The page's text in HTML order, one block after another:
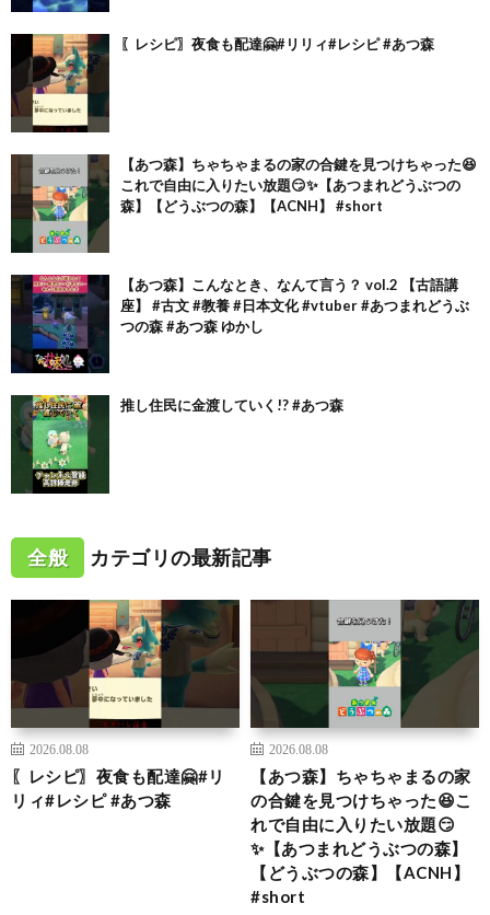
〖レシピ〗夜食も配達🤗#リリィ#レシピ #あつ森
【あつ森】ちゃちゃまるの家の合鍵を見つけちゃった😆
これで自由に入りたい放題😏✨【あつまれどうぶつの
森】【どうぶつの森】【ACNH】 #short
【あつ森】こんなとき、なんて言う？ vol.2 【古語講
座】 #古文 #教養 #日本文化 #vtuber #あつまれどうぶ
つの森 #あつ森 ゆかし
推し住民に金渡していく!? #あつ森
全般 カテゴリの最新記事
2026.08.08
〖レシピ〗夜食も配達🤗#リ
リィ#レシピ #あつ森
2026.08.08
【あつ森】ちゃちゃまるの家
の合鍵を見つけちゃった😆こ
れで自由に入りたい放題😏
✨【あつまれどうぶつの森】
【どうぶつの森】【ACNH】
#short